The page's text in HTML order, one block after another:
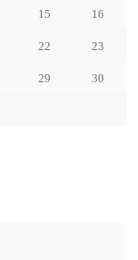
15 16
22 23
29 30